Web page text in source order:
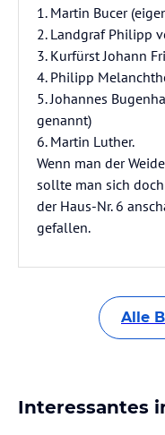
1. Martin Bucer
2. Landgraf Philipp
3. Kurfürst Johann
4. Philipp
5. Johannes
genannt)
6. Martin Luther.
Wenn man der
sollte man sich
der Haus-Nr. 6
gefallen.
Alle
Interessantes